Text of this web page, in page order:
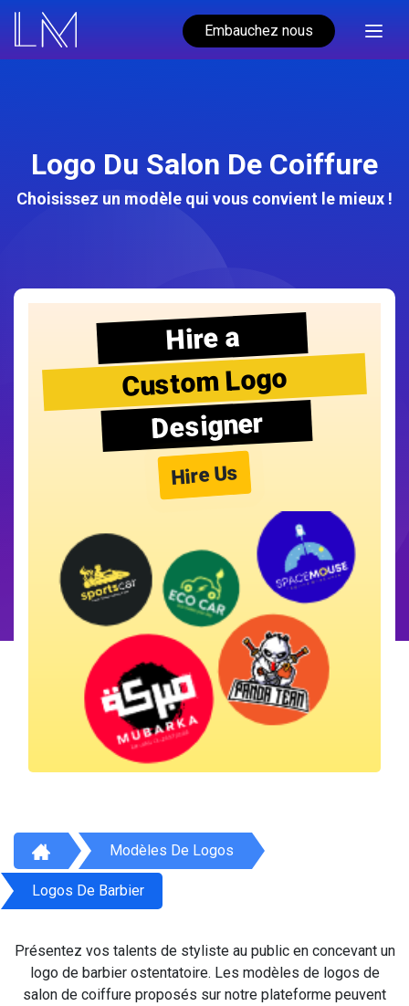
Embauchez nous
Logo Du Salon De Coiffure
Choisissez un modèle qui vous convient le mieux !
Hire a
Custom Logo
Designer
Hire Us
Modèles De Logos
Logos De Barbier
Présentez vos talents de styliste au public en concevant un
logo de barbier ostentatoire. Les modèles de logos de
salon de coiffure proposés sur notre plateforme peuvent